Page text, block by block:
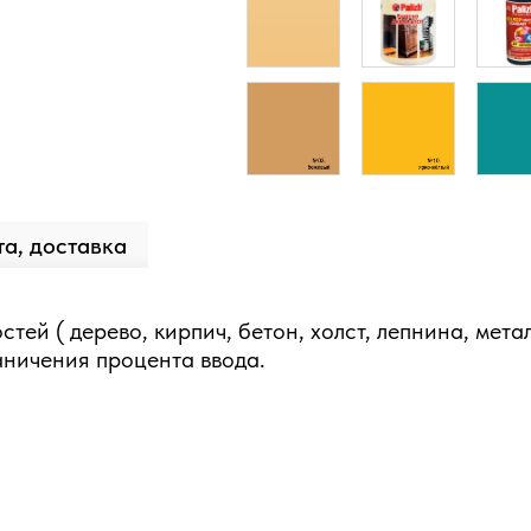
доставка
( дерево, кирпич, бетон, холст, лепнина,
процента ввода.